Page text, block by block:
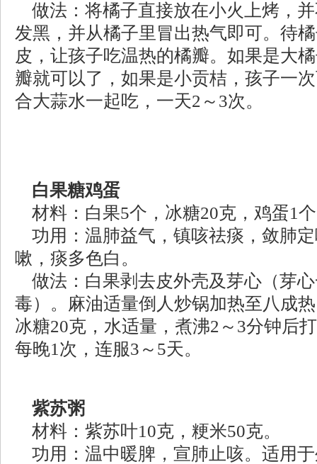
做法：将橘子直接放在小火上烤，
发黑，并从橘子里冒出热气即可。待
皮，让孩子吃温热的橘瓣。如果是大
瓣就可以了，如果是小贡桔，孩子一
合大蒜水一起吃，一天2～3次。
白果糖鸡蛋
材料：白果5个，冰糖20克，鸡蛋1
功用：温肺益气，镇咳祛痰，敛肺
嗽，痰多色白。
做法：白果剥去皮外壳及芽心（芽
毒）。麻油适量倒人炒锅加热至八成
冰糖20克，水适量，煮沸2～3分钟后
每晚1次，连服3～5天。
紫苏粥
材料：紫苏叶10克，粳米50克。
功用：温中暖脾，宣肺止咳。适用